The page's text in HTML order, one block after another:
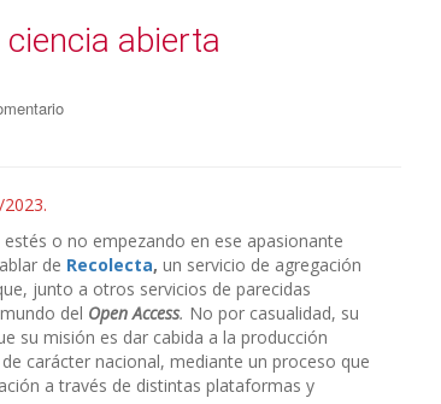
ciencia abierta
o no empezando en ese apasionante
de Recolecta, un servicio de agregación
junto a otros servicios de parecidas
del Open Access. No por casualidad, su
su misión es dar cabida a la producción
carácter nacional, mediante un proceso que
a través de distintas plataformas y